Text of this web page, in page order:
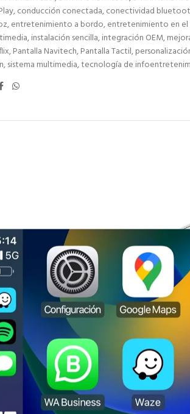
,conducción conectada,conectividad
,entretenimiento a bordo,entretenimiento en
,instalación sencilla,integración OEM,
,Pantalla Navitech,Pantalla Tactil,
,sistema multimedia,tecnología de